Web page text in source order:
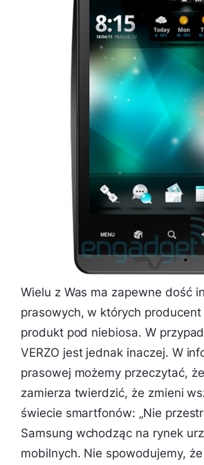
Wielu z Was ma zapewne dość
prasowych, w których
produkt pod niebiosa. W
VERZO jest jednak inaczej. W
prasowej możemy przeczytać,
zamierza twierdzić, że zmieni
świecie smartfonów: „Nie
Samsung wchodząc na rynek
mobilnych. Nie spowodujemy,